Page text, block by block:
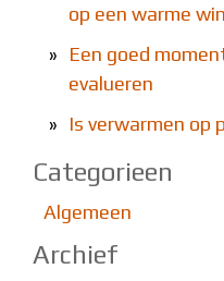
op een warme
»
Een goed
evalueren
»
Is verwarmen op
Categorieen
Algemeen
Archief